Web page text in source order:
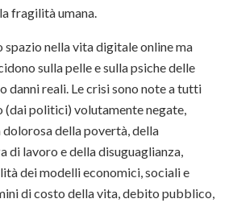
fragilità umana.
spazio nella vita digitale online ma
sulla pelle e sulla psiche delle
danni reali. Le crisi sono note a tutti
(dai politici) volutamente negate,
dolorosa della povertà, della
di lavoro e della disuguaglianza,
dei modelli economici, sociali e
di costo della vita, debito pubblico,